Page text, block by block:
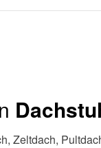
Zeltdach,